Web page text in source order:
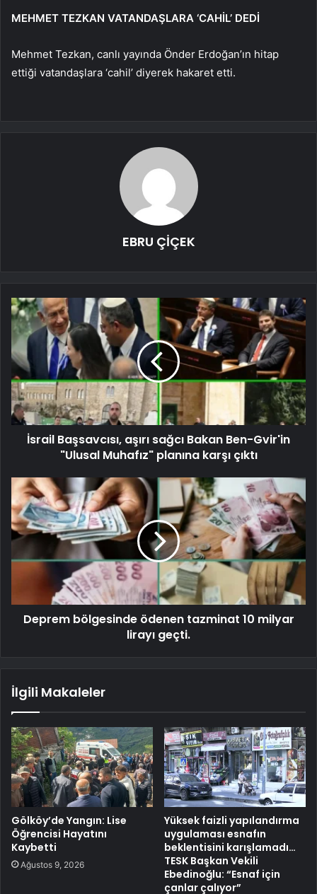
MEHMET TEZKAN VATANDAŞLARA ‘CAHİL’ DEDİ
Mehmet Tezkan, canlı yayında Önder Erdoğan’ın hitap
ettiği vatandaşlara ‘cahil’ diyerek hakaret etti.
EBRU ÇİÇEK
İsrail Başsavcısı, aşırı sağcı Bakan Ben-Gvir'in
"Ulusal Muhafız" planına karşı çıktı
Deprem bölgesinde ödenen tazminat 10 milyar
lirayı geçti.
İlgili Makaleler
Gölköy’de Yangın: Lise
Öğrencisi Hayatını
Kaybetti
Ağustos 9, 2026
Yüksek faizli yapılandırma
uygulaması esnafın
beklentisini karışlamadı…
TESK Başkan Vekili
Ebedinoğlu: “Esnaf için
çanlar çalıyor”